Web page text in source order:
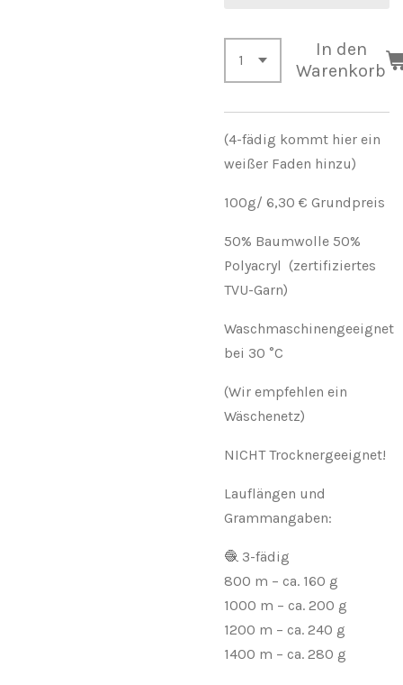
In den
Warenkorb
(4-fädig kommt hier ein
weißer Faden hinzu)
100g/ 6,30 € Grundpreis
50% Baumwolle 50%
Polyacryl (zertifiziertes
TVU-Garn)
Waschmaschinengeeignet
bei 30 °C
(Wir empfehlen ein
Wäschenetz)
NICHT Trocknergeeignet!
Lauflängen und
Grammangaben:
🧶 3-fädig
800 m – ca. 160 g
1000 m – ca. 200 g
1200 m – ca. 240 g
1400 m – ca. 280 g